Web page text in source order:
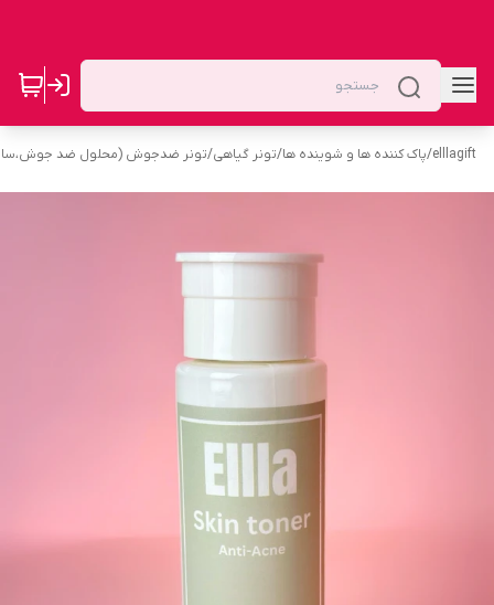
elllagift
/پاک کننده ها و شوینده ها/تونر گیاهی/تونر ضدجوش (محلول ضد